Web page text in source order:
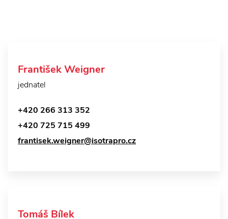
František Weigner
jednatel
+420 266 313 352
+420 725 715 499
frantisek.weigner@isotrapro.cz
Tomáš Bílek